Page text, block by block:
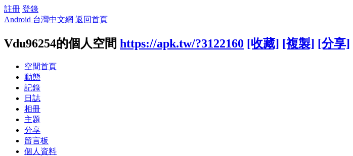
註冊 登錄
Android 台灣中文網 返回首頁
Vdu96254的個人空間 https://apk.tw/?3122160 [收藏] [複製] [分享]
空間首頁
動態
記錄
日誌
相冊
主題
分享
留言板
個人資料